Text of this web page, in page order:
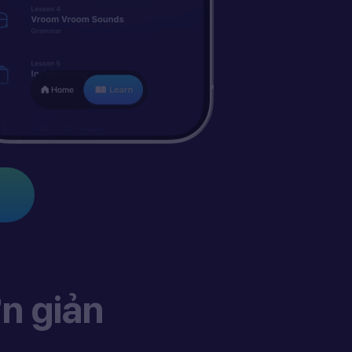
giản